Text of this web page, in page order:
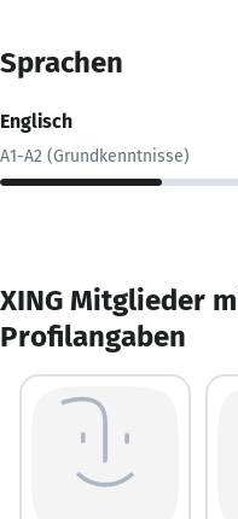
Sprachen
Englisch
A1-A2 (Grundkenntnisse)
XING Mitglieder
Profilangaben